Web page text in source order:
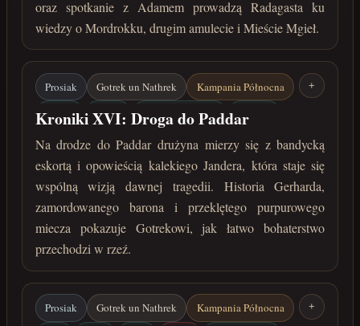
oraz spotkanie z Adamem prowadzą Radagasta ku
wiedzy o Mordrokku, drugim amulecie i Mieście Mgieł.
Prosiak Gotrek un Nathrek
Kampania Północna
Paddar
Jander Purpurowy miecz
Gerhard
kwiecień 30 roku przed Zaćmieniem
+
Kroniki XVI: Droga do Paddar
Na drodze do Paddar drużyna mierzy się z bandycką
eskortą i opowieścią kalekiego Jandera, która staje się
wspólną wizją dawnej tragedii. Historia Gerharda,
zamordowanego barona i przeklętego purpurowego
miecza pokazuje Gotrekowi, jak łatwo bohaterstwo
przechodzi w rzeź.
Prosiak Gotrek un Nathrek Kampania Północna +